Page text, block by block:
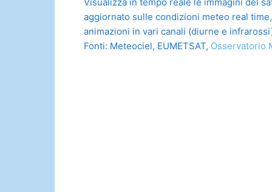
aggiornato sulle condizioni meteo real
animazioni in vari canali (diurne e
Fonti: Meteociel, EUMETSAT, Osservatorio